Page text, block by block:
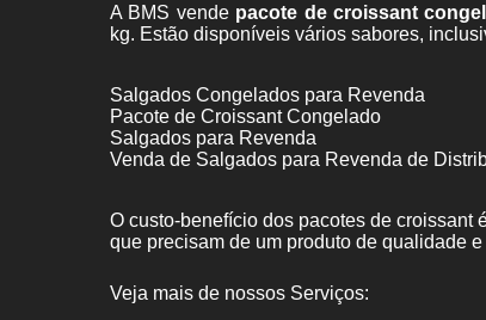
A BMS vende pacote de croissant
kg. Estão disponíveis vários sabores,
Salgados Congelados para Revenda
Pacote de Croissant Congelado
Salgados para Revenda
Venda de Salgados para Revenda de
O custo-benefício dos pacotes de croissant
que precisam de um produto de qualidade
Veja mais de nossos Serviços: